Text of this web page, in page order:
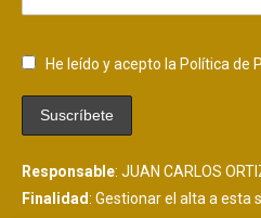
He leído y acepto la Política de
Responsable: JUAN CARLOS
Finalidad: Gestionar el alta a esta